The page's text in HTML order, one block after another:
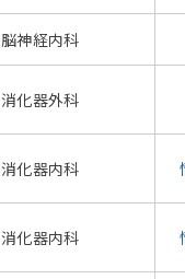
脳神経内科
消化器外科
消化器内科
消化器内科